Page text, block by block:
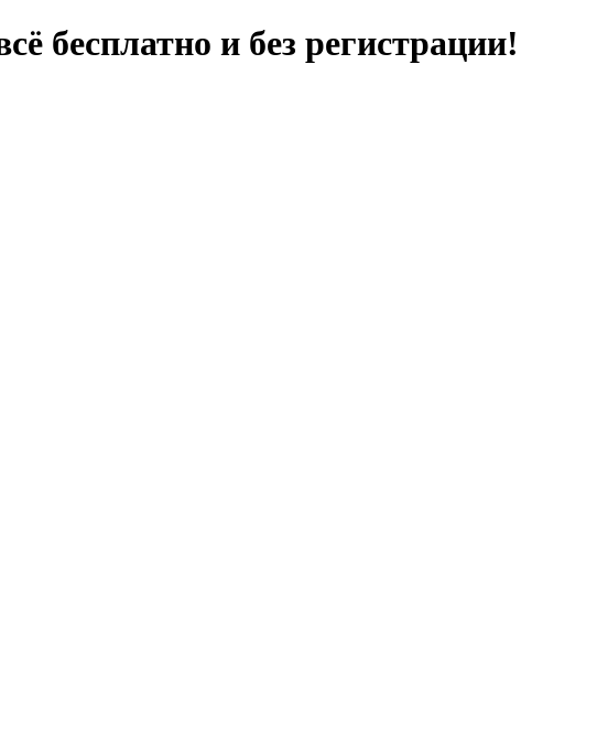
бесплатно и без регистрации!